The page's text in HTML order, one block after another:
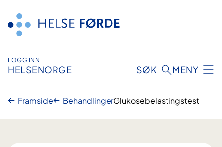
innhald
LOGG INN
HELSENORGE SØK MENY
Framside BehandlingerGlukosebelastingstest